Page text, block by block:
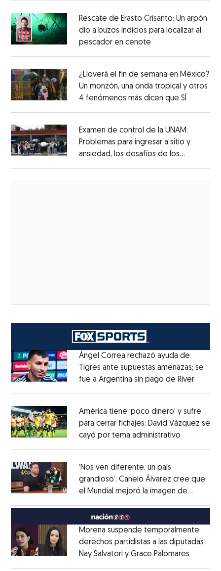
Rescate de Erasto Crisanto: Un arpón
dio a buzos indicios para localizar al
pescador en cenote
¿Lloverá el fin de semana en México?
Un monzón, una onda tropical y otros
4 fenómenos más dicen que SÍ
Examen de control de la UNAM:
Problemas para ingresar a sitio y
ansiedad, los desafíos de los
aspirantes
Ángel Correa rechazó ayuda de
Tigres ante supuestas amenazas; se
fue a Argentina sin pago de RiverOpens
América tiene ‘poco dinero’ y sufre
para cerrar fichajes: David Vázquez se
cayó por tema administrativo
‘Nos ven diferente, un país
grandioso’: Canelo Álvarez cree que
el Mundial mejoró la imagen de
MéxicoOpens in new window
Morena suspende temporalmente
derechos partidistas a las diputadas
Nay Salvatori y Grace Palomares